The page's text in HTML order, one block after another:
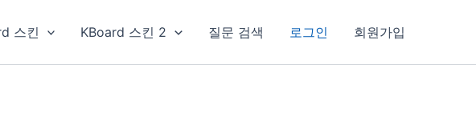
스킨 KBoard 스킨 2 질문 검색 로그인 회원가입